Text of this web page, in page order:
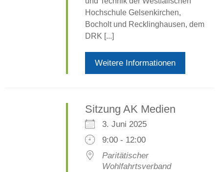
Hochschule Gelsenkirchen,
Bocholt und Recklinghausen, dem
DRK [...]
Weitere Informationen
Sitzung AK Medien
3. Juni 2025
9:00 - 12:00
Paritätischer
Wohlfahrtsverband